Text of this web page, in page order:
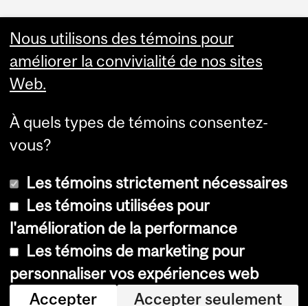
Other resources
Academic & Administrative
HR Knowledge Base
Login to Workday
© Université McGill, 2026
Accessibilité
Avis sur les témoins
Nous utilisons des témoins pour
améliorer la convivialité de nos sites
Web.
À quels types de témoins consentez-
vous?
Les témoins strictement nécessaires
Les témoins utilisées pour
l'amélioration de la performance
Les témoins de marketing pour
personnaliser vos expériences web
Accepter
Accepter seulement